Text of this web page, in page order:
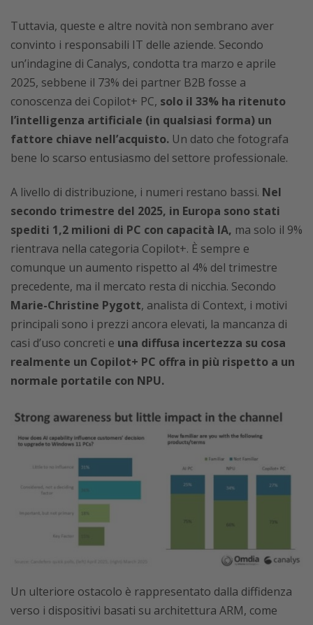
Tuttavia, queste e altre novità non sembrano aver
convinto i responsabili IT delle aziende. Secondo
un’indagine di Canalys, condotta tra marzo e aprile
2025, sebbene il 73% dei partner B2B fosse a
conoscenza dei Copilot+ PC, solo il 33% ha ritenuto
l’intelligenza artificiale (in qualsiasi forma) un
fattore chiave nell’acquisto. Un dato che fotografa
bene lo scarso entusiasmo del settore professionale.
A livello di distribuzione, i numeri restano bassi. Nel
secondo trimestre del 2025, in Europa sono stati
spediti 1,2 milioni di PC con capacità IA, ma solo il 9%
rientrava nella categoria Copilot+. È sempre e
comunque un aumento rispetto al 4% del trimestre
precedente, ma il mercato resta di nicchia. Secondo
Marie-Christine Pygott, analista di Context, i motivi
principali sono i prezzi ancora elevati, la mancanza di
casi d’uso concreti e una diffusa incertezza su cosa
realmente un Copilot+ PC offra in più rispetto a un
normale portatile con NPU.
Un ulteriore ostacolo è rappresentato dalla diffidenza
verso i dispositivi basati su architettura ARM, come